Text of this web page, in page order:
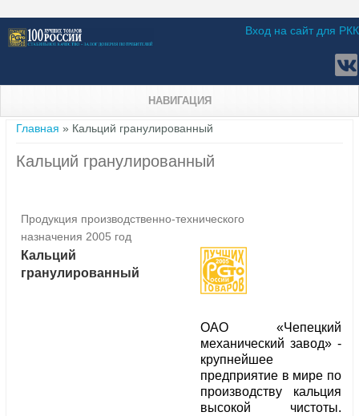
Вход на сайт для РКК
НАВИГАЦИЯ
Вы здесь
Главная » Кальций гранулированный
Кальций гранулированный
Продукция производственно-технического
назначения 2005 год
Кальций
гранулированный
ОАО «Чепецкий
механический завод» -
крупнейшее
предприятие в мире по
производству кальция
высокой чистоты.